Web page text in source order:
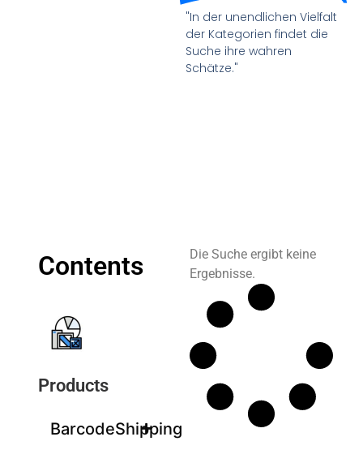
"In der unendlichen Vielfalt
der Kategorien findet die
Suche ihre wahren
Schätze."
Contents
Products
BarcodeShipping
Die Suche ergibt keine
Ergebnisse.